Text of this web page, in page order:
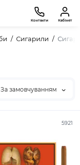
Контакти Кабінет
Сигарили
За замовчуванням
5921